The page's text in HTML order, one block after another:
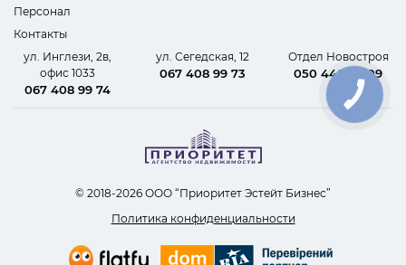
Персонал
Контакты
ул. Инглези, 2в,
офис 1033
067 408 99 74
ул. Сегедская, 12
067 408 99 73
Отдел Новостроя
050 440 62 09
© 2018-2026 ООО “Приоритет Эстейт Бизнес”
Политика конфиденциальности
КНОПКА
СВЯЗИ